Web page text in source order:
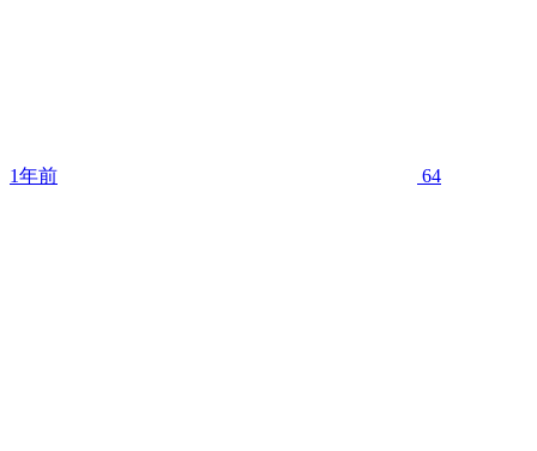
1年前 64